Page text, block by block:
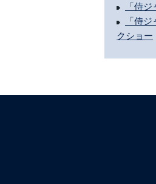
「侍
「侍
クショー